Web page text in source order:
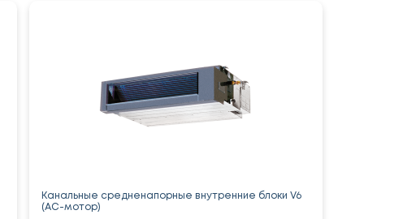
Канальные средненапорные внутренние блоки V6
(AC-мотор)